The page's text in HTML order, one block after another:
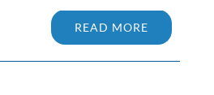
READ MORE